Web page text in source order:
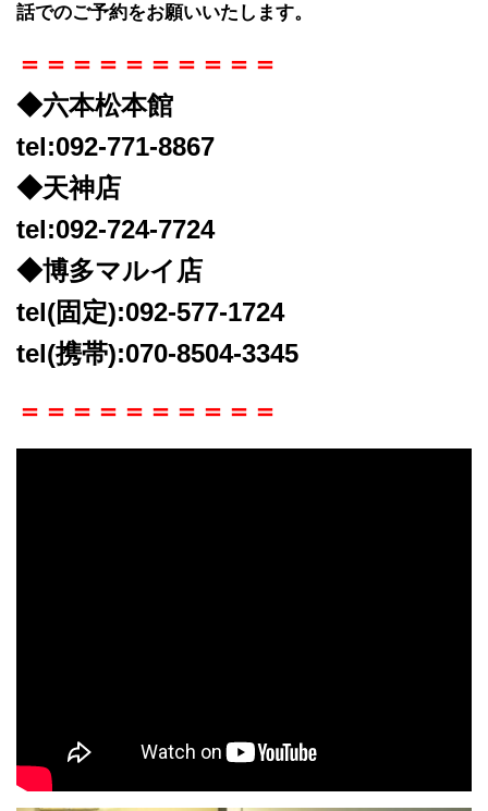
話でのご予約をお願いいたします。
＝＝＝＝＝＝＝＝＝＝
◆六本松本館
tel:092-771-8867
◆天神店
tel:092-724-7724
◆博多マルイ店
tel(固定):092-577-1724
tel(携帯):070-8504-3345
＝＝＝＝＝＝＝＝＝＝